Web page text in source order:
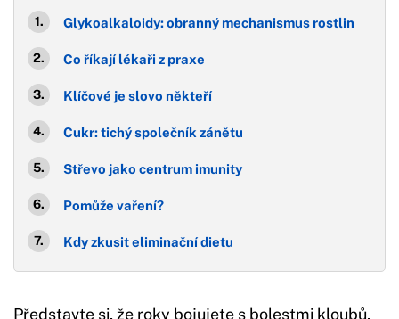
Glykoalkaloidy: obranný mechanismus rostlin
Co říkají lékaři z praxe
Klíčové je slovo někteří
Cukr: tichý společník zánětu
Střevo jako centrum imunity
Pomůže vaření?
Kdy zkusit eliminační dietu
Představte si, že roky bojujete s bolestmi kloubů,